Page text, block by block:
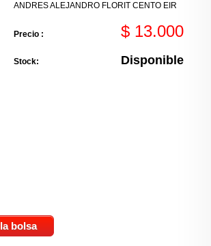
ANDRES ALEJANDRO FLORIT CENTO EIR
Precio : $ 13.000
Stock: Disponible